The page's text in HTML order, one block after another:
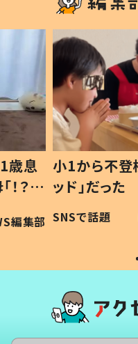
歳息
？」
編集部
小1から不登
ッド」だっ
作り続ける
#令和の子
SNSで話題